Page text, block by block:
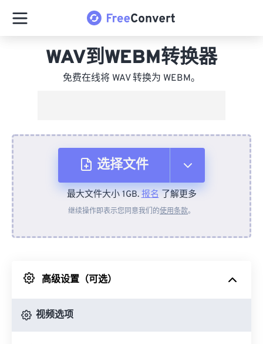
WAV到WEBM转换器
免费在线将 WAV 转换为 WEBM。
选择文件
从设备
来自 Google Drive
最大文件大小 1GB.报名了解更多
继续操作即表示您同意我们的使用条款。
高级设置（可选）
视频选项